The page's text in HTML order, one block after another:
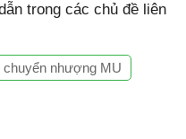
trong các chủ đề liên
chuyển nhượng MU